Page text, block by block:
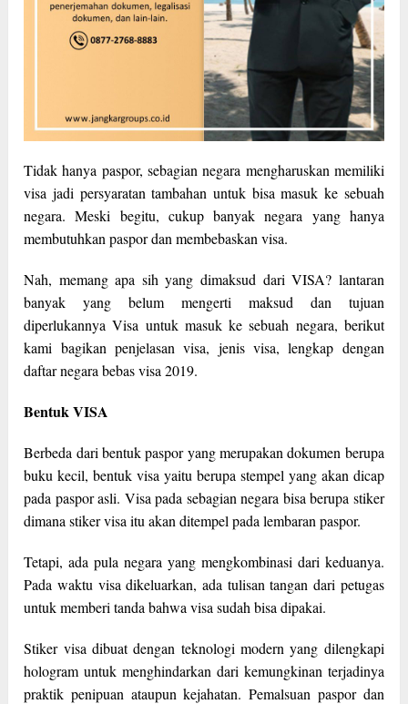
Tidak hanya paspor, sebagian negara mengharuskan memiliki
visa jadi persyaratan tambahan untuk bisa masuk ke sebuah
negara. Meski begitu, cukup banyak negara yang hanya
membutuhkan paspor dan membebaskan visa.
Nah, memang apa sih yang dimaksud dari VISA? lantaran
banyak yang belum mengerti maksud dan tujuan
diperlukannya Visa untuk masuk ke sebuah negara, berikut
kami bagikan penjelasan visa, jenis visa, lengkap dengan
daftar negara bebas visa 2019.
Bentuk VISA
Berbeda dari bentuk paspor yang merupakan dokumen berupa
buku kecil, bentuk visa yaitu berupa stempel yang akan dicap
pada paspor asli. Visa pada sebagian negara bisa berupa stiker
dimana stiker visa itu akan ditempel pada lembaran paspor.
Tetapi, ada pula negara yang mengkombinasi dari keduanya.
Pada waktu visa dikeluarkan, ada tulisan tangan dari petugas
untuk memberi tanda bahwa visa sudah bisa dipakai.
Stiker visa dibuat dengan teknologi modern yang dilengkapi
hologram untuk menghindarkan dari kemungkinan terjadinya
praktik penipuan ataupun kejahatan. Pemalsuan paspor dan